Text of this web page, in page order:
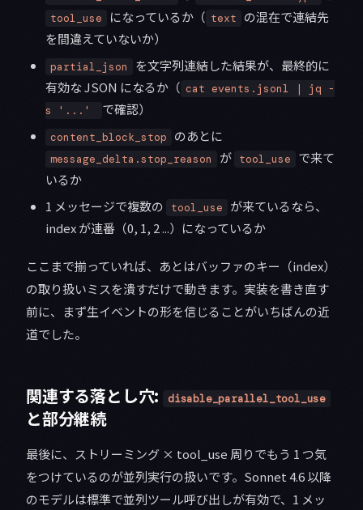
tool_use になっているか（ text
の混在で連結先
を間違えていないか）
partial_json
を文字列連結した結果が、最終的に
有効な JSON になるか（ cat events.jsonl | jq -
s '...'
で確認）
content_block_stop のあとに
message_delta.stop_reason が tool_use
で来て
いるか
1 メッセージで複数の
tool_use
が来ているなら、
index が連番（0, 1, 2 ...）になっているか
ここまで揃っていれば、あとはバッファのキー（index）
の取り扱いミスを潰すだけで動きます。実装を書き直す
前に、まず生イベントの形を信じることがいちばんの近
道でした。
関連する落とし穴: disable_parallel_tool_use
と部分継続
最後に、ストリーミング × tool_use 周りでもう 1 つ気
をつけているのが並列実行の扱いです。Sonnet 4.6 以降
のモデルは標準で並列ツール呼び出しが有効で、1 メッ